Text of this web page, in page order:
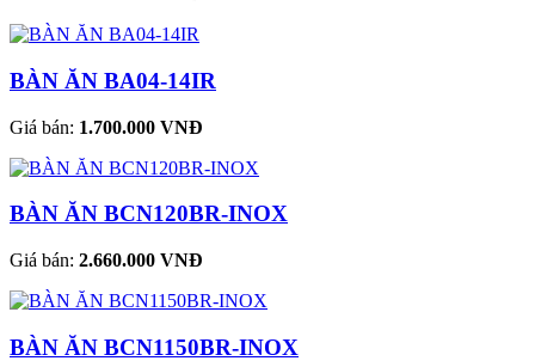
BÀN ĂN BA04-14IR
Giá bán: 1.700.000 VNĐ
BÀN ĂN BCN120BR-INOX
Giá bán: 2.660.000 VNĐ
BÀN ĂN BCN1150BR-INOX